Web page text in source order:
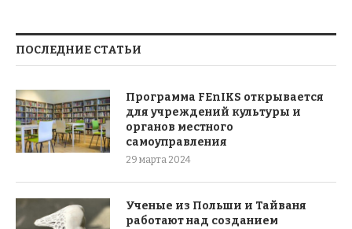
ПОСЛЕДНИЕ СТАТЬИ
Программа FEnIKS открывается
для учреждений культуры и
органов местного
самоуправления
29 марта 2024
Ученые из Польши и Тайваня
работают над созданием